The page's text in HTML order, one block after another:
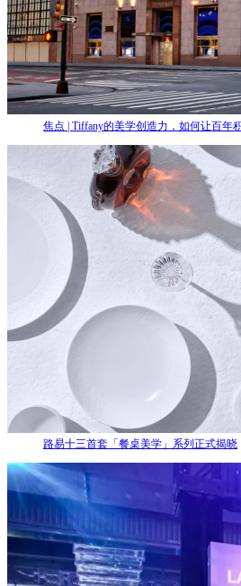
焦点 | Tiffany的美学创造力，如何让百年
路易十三首套「餐桌美学」系列正式揭晓